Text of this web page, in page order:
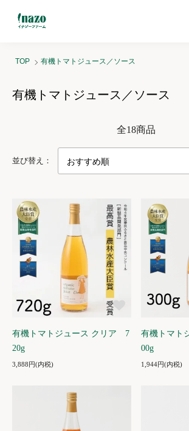
TOP 有機トマトジュース／ソース
有機トマトジュース／ソース
全18商品
並び替え：
有機トマトジュース クリア 7
20g
3,888円(内税)
有機トマト
00g
1,944円(内税)